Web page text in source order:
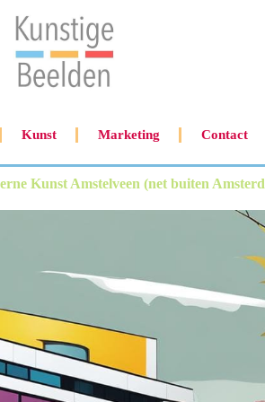
Kunst Marketing Contact
Kunst Amstelveen (net buiten